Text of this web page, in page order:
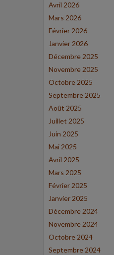
Avril 2026
Mars 2026
Février 2026
Janvier 2026
Décembre 2025
Novembre 2025
Octobre 2025
Septembre 2025
Août 2025
Juillet 2025
Juin 2025
Mai 2025
Avril 2025
Mars 2025
Février 2025
Janvier 2025
Décembre 2024
Novembre 2024
Octobre 2024
Septembre 2024